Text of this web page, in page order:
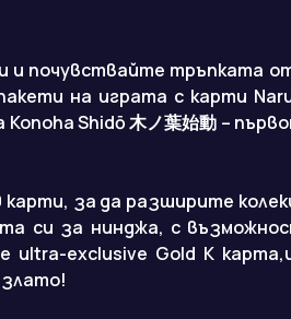
и почувствайте тръпката
на играта с карти
Shidō 木ノ葉始動 –
карти, за да разширите
си за нинджа, с
ultra-exclusive Gold K